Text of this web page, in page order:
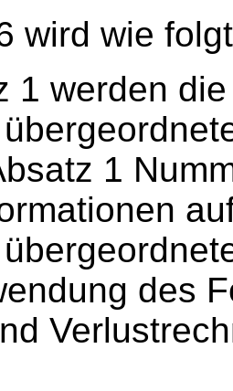
wird wie
1 werden
1
des